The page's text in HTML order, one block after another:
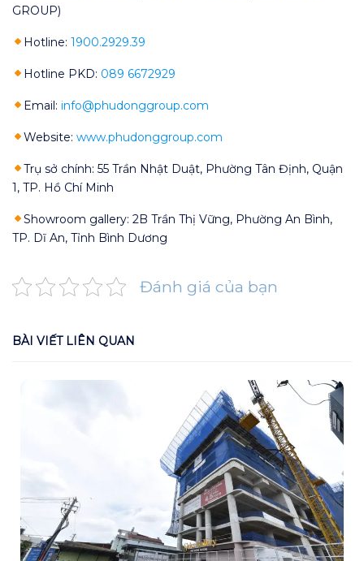
GROUP)
Hotline: 1900.2929.39
Hotline PKD: 089 6672929
Email: info@phudonggroup.com
Website: www.phudonggroup.com
Trụ sở chính: 55 Trần Nhật Duật, Phường Tân Định, Quận
1, TP. Hồ Chí Minh
Showroom gallery: 2B Trần Thị Vững, Phường An Bình,
TP. Dĩ An, Tỉnh Bình Dương
Đánh giá của bạn
BÀI VIẾT LIÊN QUAN